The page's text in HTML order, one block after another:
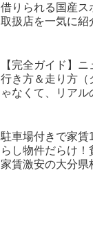
借りられる国産ス
取扱店を一気に紹
【完全ガイド】
行き方＆走り方（
ゃなくて、リアル
駐車場付きで家賃
らし物件だらけ
家賃激安の大分県